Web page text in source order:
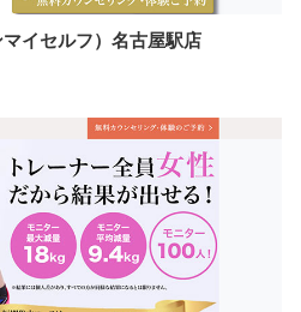
イセルフ）名古屋駅店